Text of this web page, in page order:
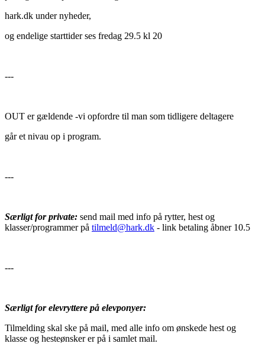
hark.dk under nyheder,
og endelige starttider ses fredag 29.5 kl 20
---
OUT er gældende -vi opfordre til man som tidligere deltagere
går et nivau op i program.
---
Særligt for private: send mail med info på rytter, hest og
klasser/programmer på tilmeld@hark.dk - link betaling åbner 10.5
---
Særligt for elevryttere på elevponyer:
Tilmelding skal ske på mail, med alle info om ønskede hest og
klasse og hesteønsker er på i samlet mail.